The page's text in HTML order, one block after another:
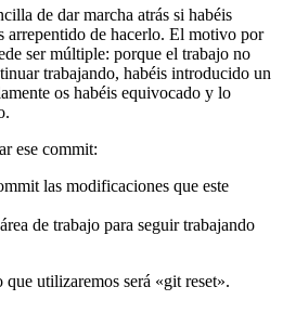
de dar marcha atrás si habéis
arrepentido de hacerlo. El motivo por
ser múltiple: porque el trabajo no
trabajando, habéis introducido un
os habéis equivocado y lo
ese commit:
las modificaciones que este
de trabajo para seguir trabajando
utilizaremos será «git reset».